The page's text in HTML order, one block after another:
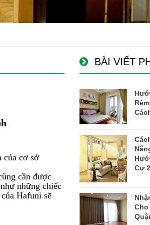
của cơ sở
cần được
những chiếc
Hafuni sẽ
BÀI VIẾT
Cư
Cho